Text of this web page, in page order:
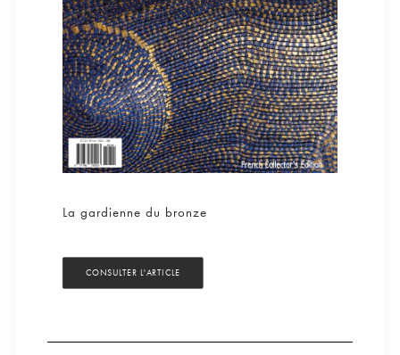
La gardienne du bronze
CONSULTER L'ARTICLE